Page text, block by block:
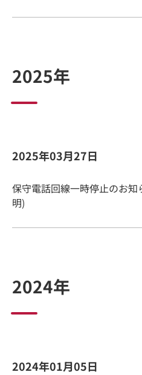
2025年
2025年03月27日
保守電話回線一時停止のお
明)
2024年
2024年01月05日